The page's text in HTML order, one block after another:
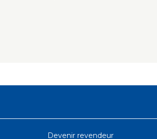
Devenir revendeur